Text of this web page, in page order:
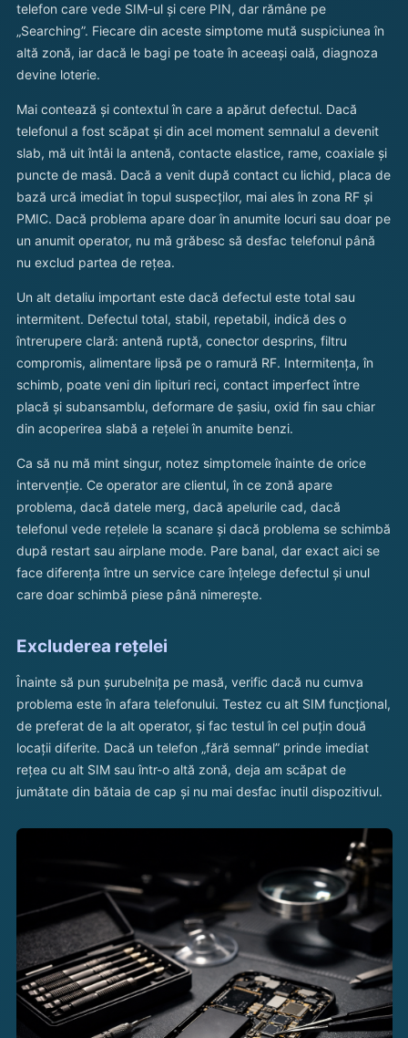
telefon care vede SIM-ul și cere PIN, dar rămâne pe
„Searching”. Fiecare din aceste simptome mută suspiciunea în
altă zonă, iar dacă le bagi pe toate în aceeași oală, diagnoza
devine loterie.
Mai contează și contextul în care a apărut defectul. Dacă
telefonul a fost scăpat și din acel moment semnalul a devenit
slab, mă uit întâi la antenă, contacte elastice, rame, coaxiale și
puncte de masă. Dacă a venit după contact cu lichid, placa de
bază urcă imediat în topul suspecților, mai ales în zona RF și
PMIC. Dacă problema apare doar în anumite locuri sau doar pe
un anumit operator, nu mă grăbesc să desfac telefonul până
nu exclud partea de rețea.
Un alt detaliu important este dacă defectul este total sau
intermitent. Defectul total, stabil, repetabil, indică des o
întrerupere clară: antenă ruptă, conector desprins, filtru
compromis, alimentare lipsă pe o ramură RF. Intermitența, în
schimb, poate veni din lipituri reci, contact imperfect între
placă și subansamblu, deformare de șasiu, oxid fin sau chiar
din acoperirea slabă a rețelei în anumite benzi.
Ca să nu mă mint singur, notez simptomele înainte de orice
intervenție. Ce operator are clientul, în ce zonă apare
problema, dacă datele merg, dacă apelurile cad, dacă
telefonul vede rețelele la scanare și dacă problema se schimbă
după restart sau airplane mode. Pare banal, dar exact aici se
face diferența între un service care înțelege defectul și unul
care doar schimbă piese până nimerește.
Excluderea rețelei
Înainte să pun șurubelnița pe masă, verific dacă nu cumva
problema este în afara telefonului. Testez cu alt SIM funcțional,
de preferat de la alt operator, și fac testul în cel puțin două
locații diferite. Dacă un telefon „fără semnal” prinde imediat
rețea cu alt SIM sau într-o altă zonă, deja am scăpat de
jumătate din bătaia de cap și nu mai desfac inutil dispozitivul.